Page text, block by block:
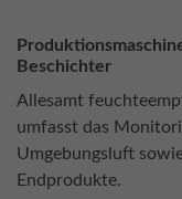
Beschichter
Allesamt
umfasst das
Umgebungsluft
Endprodukte.